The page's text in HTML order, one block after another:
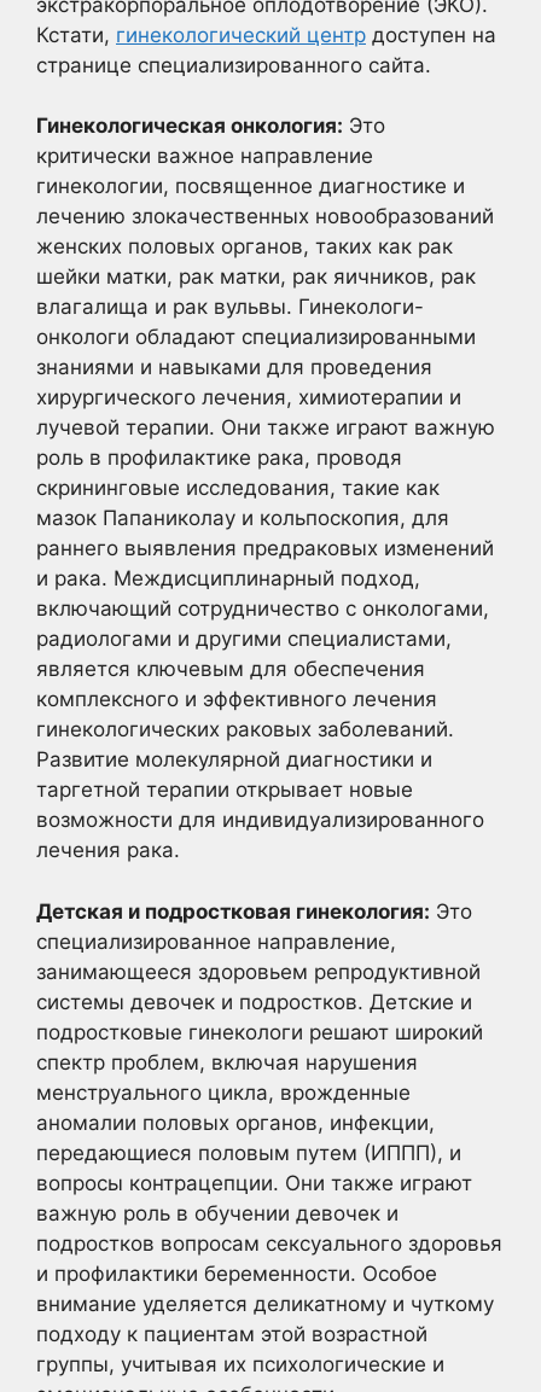
Кстати, гинекологический центр доступен на
странице специализированного сайта.
Гинекологическая онкология: Это
критически важное направление
гинекологии, посвященное диагностике и
лечению злокачественных новообразований
женских половых органов, таких как рак
шейки матки, рак матки, рак яичников, рак
влагалища и рак вульвы. Гинекологи-
онкологи обладают специализированными
знаниями и навыками для проведения
хирургического лечения, химиотерапии и
лучевой терапии. Они также играют важную
роль в профилактике рака, проводя
скрининговые исследования, такие как
мазок Папаниколау и кольпоскопия, для
раннего выявления предраковых изменений
и рака. Междисциплинарный подход,
включающий сотрудничество с онкологами,
радиологами и другими специалистами,
является ключевым для обеспечения
комплексного и эффективного лечения
гинекологических раковых заболеваний.
Развитие молекулярной диагностики и
таргетной терапии открывает новые
возможности для индивидуализированного
лечения рака.
Детская и подростковая гинекология: Это
специализированное направление,
занимающееся здоровьем репродуктивной
системы девочек и подростков. Детские и
подростковые гинекологи решают широкий
спектр проблем, включая нарушения
менструального цикла, врожденные
аномалии половых органов, инфекции,
передающиеся половым путем (ИППП), и
вопросы контрацепции. Они также играют
важную роль в обучении девочек и
подростков вопросам сексуального здоровья
и профилактики беременности. Особое
внимание уделяется деликатному и чуткому
подходу к пациентам этой возрастной
группы, учитывая их психологические и